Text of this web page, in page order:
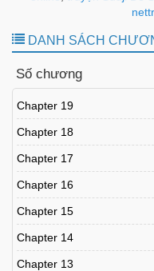
DANH SÁCH
Số chương
Chapter 19
Chapter 18
Chapter 17
Chapter 16
Chapter 15
Chapter 14
Chapter 13